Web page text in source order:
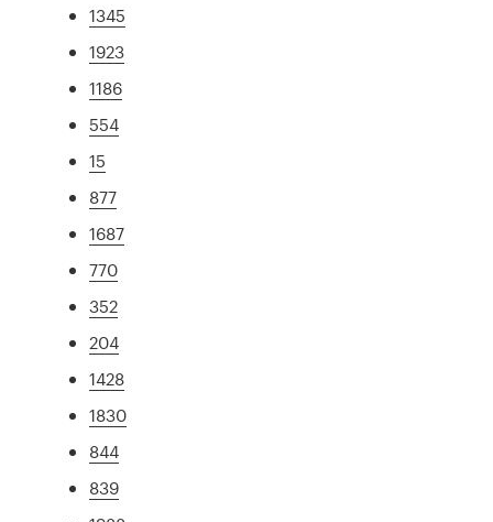
1345
1923
1186
554
15
877
1687
770
352
204
1428
1830
844
839